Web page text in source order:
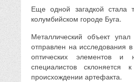
Еще одной загадкой стала
колумбийском городе Буга.
Металлический объект
отправлен на исследования
оптических элементов и
специалистов склоняется
происхождении артефакта.